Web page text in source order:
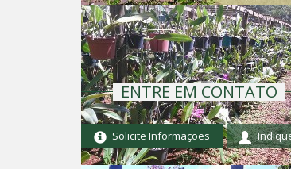
ENTRE EM CONTATO
Solicite Informações